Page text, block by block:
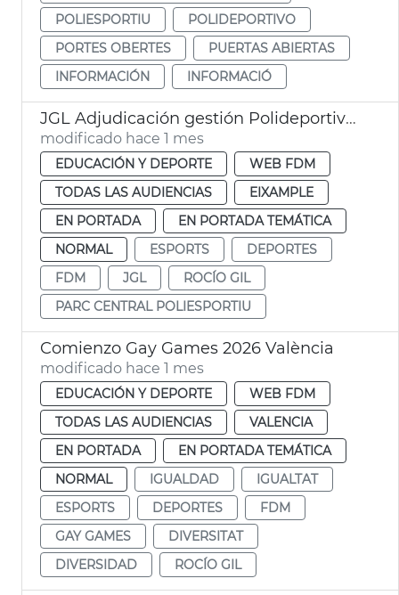
POLIESPORTIU
POLIDEPORTIVO
PORTES OBERTES
PUERTAS ABIERTAS
INFORMACIÓN
INFORMACIÓ
JGL Adjudicación gestión Polideportivo Parc Central
modificado hace 1 mes
EDUCACIÓN Y DEPORTE
WEB FDM
TODAS LAS AUDIENCIAS
EIXAMPLE
EN PORTADA
EN PORTADA TEMÁTICA
NORMAL
ESPORTS
DEPORTES
FDM
JGL
ROCÍO GIL
PARC CENTRAL POLIESPORTIU
Comienzo Gay Games 2026 València
modificado hace 1 mes
EDUCACIÓN Y DEPORTE
WEB FDM
TODAS LAS AUDIENCIAS
VALENCIA
EN PORTADA
EN PORTADA TEMÁTICA
NORMAL
IGUALDAD
IGUALTAT
ESPORTS
DEPORTES
FDM
GAY GAMES
DIVERSITAT
DIVERSIDAD
ROCÍO GIL